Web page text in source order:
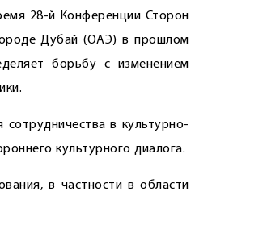
28-й Конференции Сторон
Дубай (ОАЭ) в прошлом
борьбу с изменением
в культурно-
культурного диалога.
в частности в области